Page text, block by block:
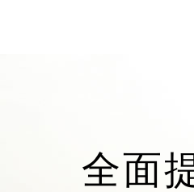
全面